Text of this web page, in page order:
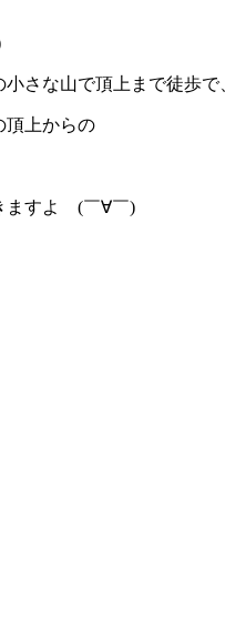
さな山で頂上まで徒歩で、
頂上からの
ますよ (￣∀￣)